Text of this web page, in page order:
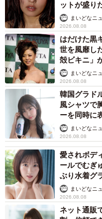
ットが盛り
い」まいどなニ
2026.08.08
はだけた黒
世を風靡し
殻ビキニ
まいどなニ
2026.08.08
韓国グラド
風シャツで
ーを同時に
まいどなニ
2026.08.08
愛されボデ
ールでむぎ
ぶり水着グ
まいどなニ
2026.08.08
ネット通販